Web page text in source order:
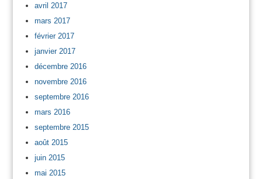
avril 2017
mars 2017
février 2017
janvier 2017
décembre 2016
novembre 2016
septembre 2016
mars 2016
septembre 2015
août 2015
juin 2015
mai 2015